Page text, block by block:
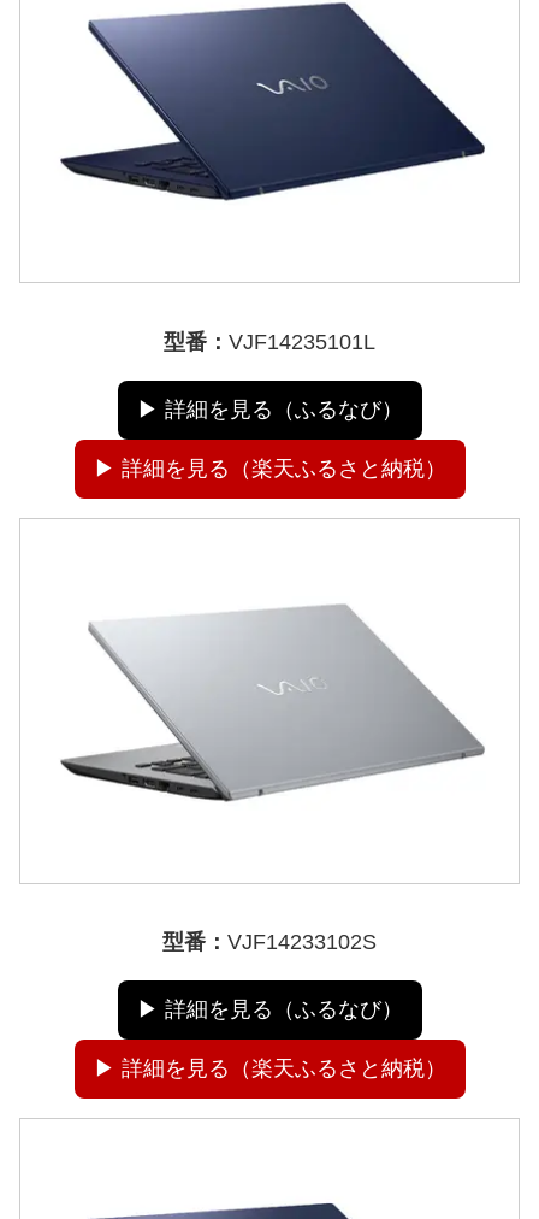
型番： VJF14235101L
▶ 詳細を見る（ふるなび）
▶ 詳細を見る（楽天ふるさと納税）
型番： VJF14233102S
▶ 詳細を見る（ふるなび）
▶ 詳細を見る（楽天ふるさと納税）